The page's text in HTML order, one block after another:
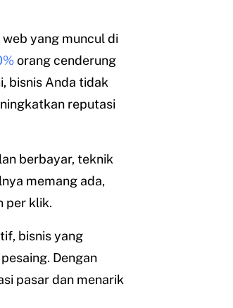
web yang muncul di
orang cenderung
bisnis Anda tidak
reputasi
berbayar, teknik
memang ada,
per klik.
bisnis yang
Dengan
pasar dan menarik